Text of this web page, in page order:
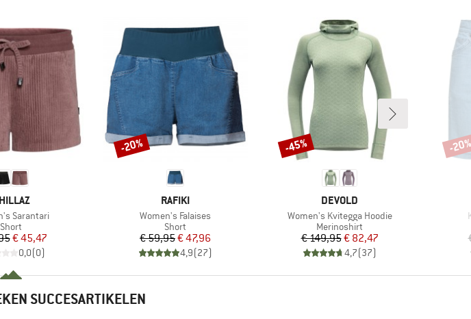
Sarantari
Productgroep
Short
Prijs
Verlaagde prijs
€ 45,47
0,0(0)
MERK
RAFIKI
Artikel
Women's Falaises
Productgroep
Short
Prijs
€ 59,95Verlaagde prijs
€ 47,96
4,9(27)
Korting
-20%
MERK
DEVOLD
Artikel
Women's Kvitegga Hoodie
Productgroep
Merinoshirt
Prijs
€ 149,95Verlaagde prijs
€ 82,47
4,7(37)
Korting
-45% -
SUCCESARTIKELEN